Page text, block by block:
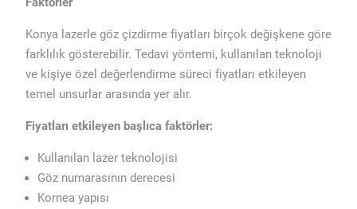
Konya lazerle göz çizdirme fiyatları birçok değişkene göre
farklılık gösterebilir. Tedavi yöntemi, kullanılan teknoloji
ve kişiye özel değerlendirme süreci fiyatları etkileyen
temel unsurlar arasında yer alır.
Fiyatları etkileyen başlıca faktörler:
Kullanılan lazer teknolojisi
Göz numarasının derecesi
Kornea yapısı